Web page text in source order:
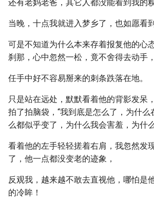
还有老妈老爸，其它人都没能看到我的糗
当晚，十点我就进入梦乡了，也如愿看
可是不知道为什么本来存着报复他的心
刹那，心中忽然一松，竟不舍得去动手，
任手中好不容易掰来的刺条跌落在地。
只是站在远处，默默看着他的背影发呆
拍了拍脑袋，“我到底是怎么了，为什
么都似乎变了，为什么我会害羞，为什
看着他的左手轻轻搓着右肩，我忽然发
了，他一点都没变老的迹象，
反观我，越来越不敢去直视他，哪怕是
的冷眸！